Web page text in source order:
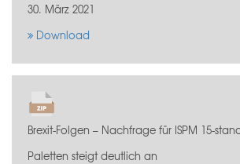
30. März 2021
Download
Brexit-Folgen – Nachfrage für ISPM 15-
Paletten steigt deutlich an